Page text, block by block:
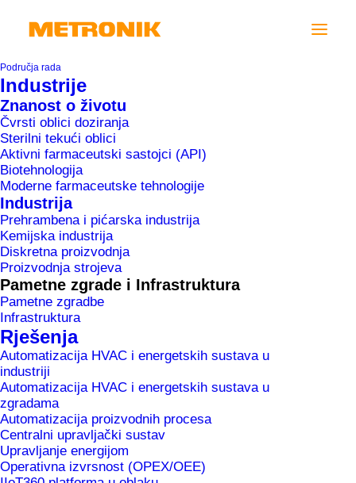
Područja rada
Industrije
Znanost o životu
Čvrsti oblici doziranja
Sterilni tekući oblici
Aktivni farmaceutski sastojci (API)
Biotehnologija
Moderne farmaceutske tehnologije
Industrija
Prehrambena i pićarska industrija
Kemijska industrija
Diskretna proizvodnja
Proizvodnja strojeva
Pametne zgrade i Infrastruktura
Pametne zgradbe
Infrastruktura
Rješenja
Automatizacija HVAC i energetskih sustava u
industriji
Automatizacija HVAC i energetskih sustava u
zgradama
Automatizacija proizvodnih procesa
Centralni upravljački sustav
Upravljanje energijom
Operativna izvrsnost (OPEX/OEE)
Pivovarna Laško Union